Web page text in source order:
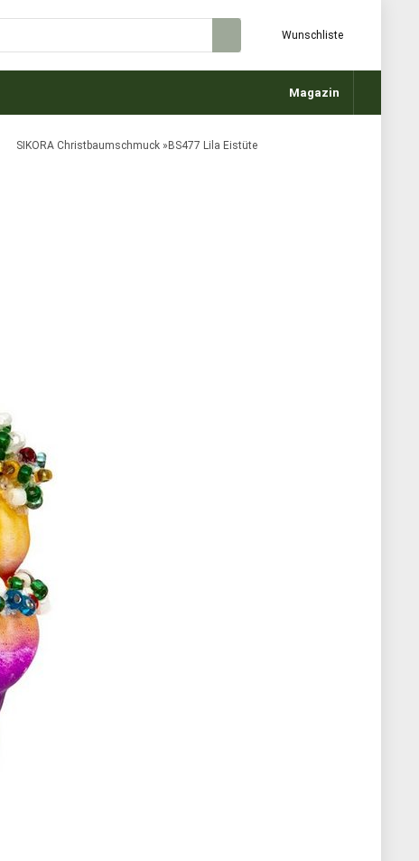
Wunschliste
Magazin
SIKORA Christbaumschmuck »BS477 Lila Eistüte